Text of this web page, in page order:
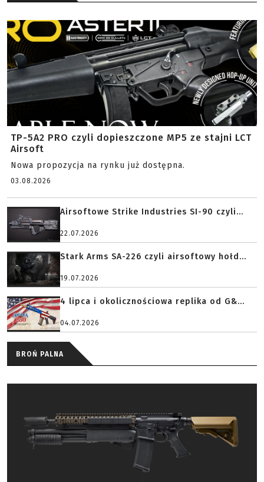
TP-5A2 PRO czyli dopieszczone MP5 ze stajni LCT
Airsoft
Nowa propozycja na rynku już dostępna.
03.08.2026
Airsoftowe Strike Industries SI-90 czyli...
22.07.2026
Stark Arms SA-226 czyli airsoftowy hołd...
19.07.2026
4 lipca i okolicznościowa replika od G&...
04.07.2026
BROŃ PALNA